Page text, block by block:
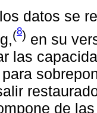
datos se
(8) en su
las
de